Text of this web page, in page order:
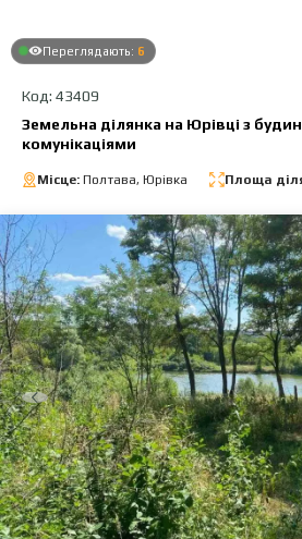
Переглядають: 6
Код: 43409
Земельна ділянка на Юрівці з
комунікаціями
Місце: Полтава, Юрівка Площа